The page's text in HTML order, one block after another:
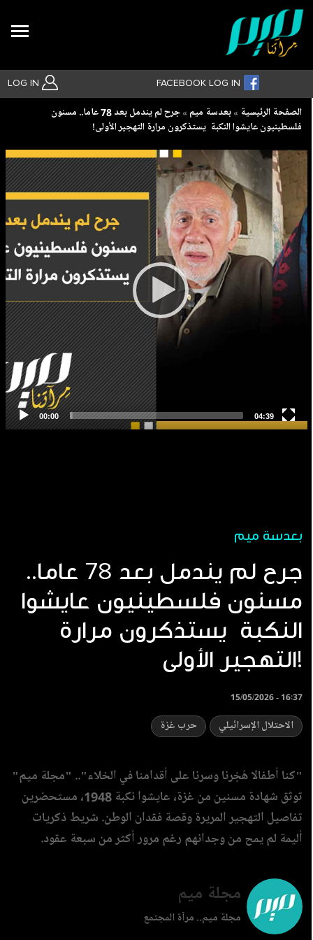
LOG IN FACEBOOK LOG IN
بحث متقدم
Breadcrumb
الصفحة الرئيسية بعدسة ميم
جرح لم يندمل بعد 78 عاما.. مسنون
فلسطينيون عايشوا النكبة يستذكرون مرارة التهجير الأولى!
بعدسة ميم
جرح لم يندمل بعد 78 عاما..
مسنون فلسطينيون عايشوا
النكبة يستذكرون مرارة
التهجير الأولى!
15/05/2026 - 16:37
الاحتلال الإسرائيلي حرب غزة
"كنا أطفالا هُجّرنا وسرنا على أقدامنا في الخلاء".. "مجلة ميم"
توثق شهادة مسنين من غزة، عايشوا نكبة 1948، مستحضرين
تفاصيل التهجير المريرة وقصة فقدان الوطن. شريط ذكريات
أليمة لم يمح من وجدانهم رغم مرور أكثر من سبعة عقود.
مجلة ميم
مجلة ميم.. مرآة المجتمع